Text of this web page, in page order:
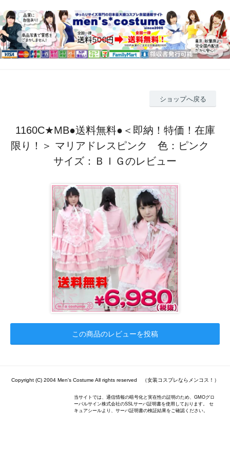
ショップへ戻る
1160C★MB●送料無料●＜即納！特価！在庫
限り！＞ マリアドレスピンク 色：ピンク
サイズ：ＢＩＧのレビュー
この商品のレビューを投稿
Copyright (C) 2004 Men's Costume All rights reserved （女装コスプレならメンコス！）
当サイトでは、通信情報の暗号化と実在性の証明のため、GMOグロ
ーバルサイン株式会社のSSLサーバ証明書を使用しております。 セ
キュアシールより、サーバ証明書の検証結果をご確認ください。